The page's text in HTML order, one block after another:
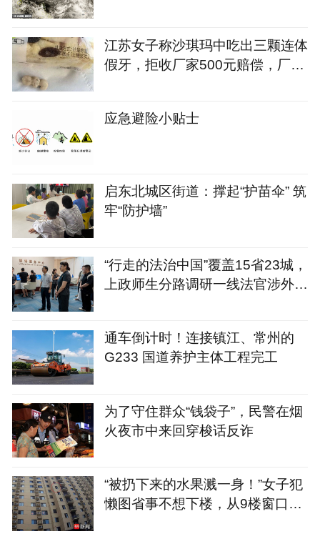
江苏女子称沙琪玛中吃出三颗连体
假牙，拒收厂家500元赔偿，厂家
应急避险小贴士
启东北城区街道：撑起“护苗伞” 筑
牢“防护墙”
“行走的法治中国”覆盖15省23城，
上政师生分路调研一线法官涉外司
通车倒计时！连接镇江、常州的
G233 国道养护主体工程完工
为了守住群众“钱袋子”，民警在烟
火夜市中来回穿梭话反诈
“被扔下来的水果溅一身！”女子犯
懒图省事不想下楼，从9楼窗口6